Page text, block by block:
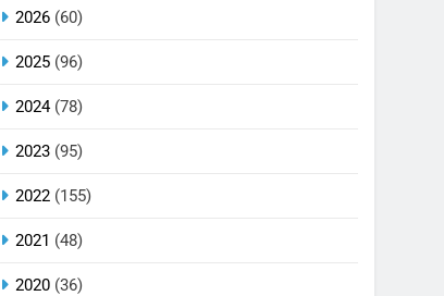
2026 (60)
2025 (96)
2024(78)
2023 (95)
2022 (155)
2021 (48)
2020 (36)